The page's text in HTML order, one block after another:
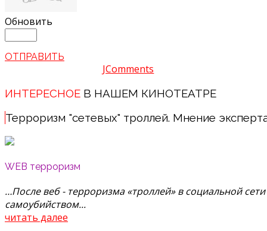
Обновить
ОТПРАВИТЬ
JComments
ИНТЕРЕСНОЕ В НАШЕМ КИНОТЕАТРЕ
Терроризм "сетевых" троллей. Мнение
WEB терроризм
…После веб - терроризма «троллей» в социальной
самоубийством...
читать далее